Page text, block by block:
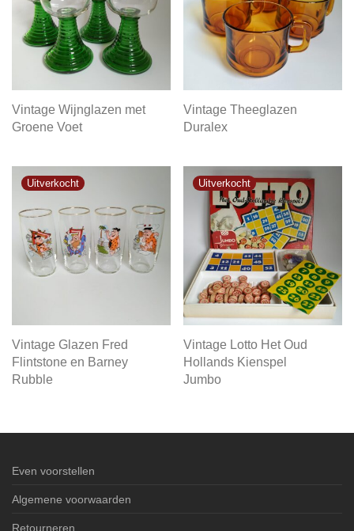
Vintage Wijnglazen met
Groene Voet
Vintage Theeglazen
Duralex
Vintage Glazen Fred
Flintstone en Barney
Rubble
Vintage Lotto Het Oud
Hollands Kienspel
Jumbo
Even voorstellen
Algemene voorwaarden
Retourneren